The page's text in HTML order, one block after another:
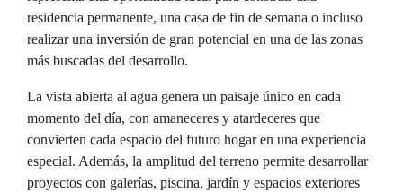
residencia permanente, una casa de fin de semana o incluso
realizar una inversión de gran potencial en una de las zonas
más buscadas del desarrollo.
La vista abierta al agua genera un paisaje único en cada
momento del día, con amaneceres y atardeceres que
convierten cada espacio del futuro hogar en una experiencia
especial. Además, la amplitud del terreno permite desarrollar
proyectos con galerías, piscina, jardín y espacios exteriores